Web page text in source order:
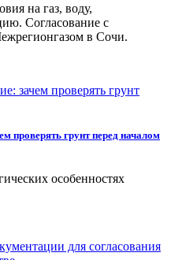
на газ, воду,
Согласование с
в Сочи.
проверять грунт перед началом
особенностях